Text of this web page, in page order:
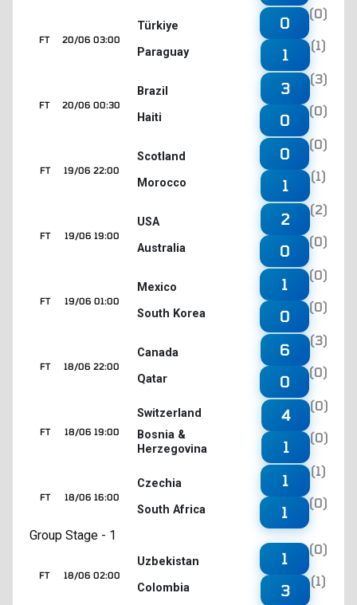
20/06 03:00
FT
Türkiye
Paraguay
0
(0)
1
(1)
20/06 00:30
FT
Brazil
Haiti
3
(3)
0
(0)
19/06 22:00
FT
Scotland
Morocco
0
(0)
1
(1)
19/06 19:00
FT
USA
Australia
2
(2)
0
(0)
19/06 01:00
FT
Mexico
South Korea
1
(0)
0
(0)
18/06 22:00
FT
Canada
Qatar
6
(3)
0
(0)
18/06 19:00
FT
Switzerland
Bosnia &
Herzegovina
4
(0)
1
(0)
18/06 16:00
FT
Czechia
South Africa
1
(1)
1
(0)
Group Stage - 1
18/06 02:00
FT
Uzbekistan
Colombia
1
(0)
3
(1)